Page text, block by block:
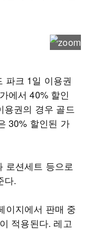
파크 1일 이용권
에서 40% 할인
권의 경우 골드
30% 할인된 가
로션세트 등으로
다.
이지에서 판매 중
적용된다. 레고